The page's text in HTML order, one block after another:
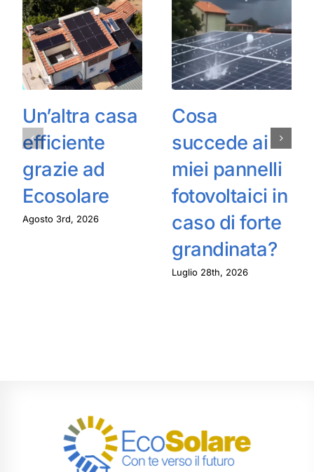
Un’altra casa
efficiente
grazie ad
Ecosolare
Agosto 3rd, 2026
Cosa
succede ai
miei pannelli
fotovoltaici in
caso di forte
grandinata?
Luglio 28th, 2026